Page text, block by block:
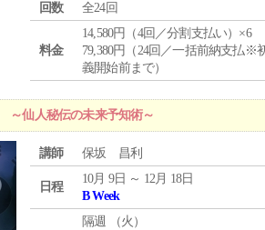
回数
全24回
料金
14,580円（4回／分割支払い）×6
79,380円（24回／一括前納支払※
義開始前まで）
～仙人秘伝の未来予知術～
講師 保坂 昌利
日程
10月 9日 ～ 12月 18日
B Week
隔週 （火 ）